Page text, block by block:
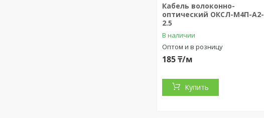
Кабель волоконно-
оптический ОКСЛ-М4П-А2-
2.5
В наличии
Оптом и в розницу
185 ₸/м
Купить